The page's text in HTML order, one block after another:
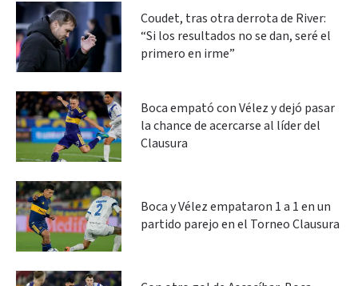
Coudet, tras otra derrota de River:
“Si los resultados no se dan, seré el
primero en irme”
Boca empató con Vélez y dejó pasar
la chance de acercarse al líder del
Clausura
Boca y Vélez empataron 1 a 1 en un
partido parejo en el Torneo Clausura